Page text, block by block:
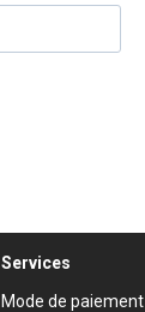
Services
Mode de paiement